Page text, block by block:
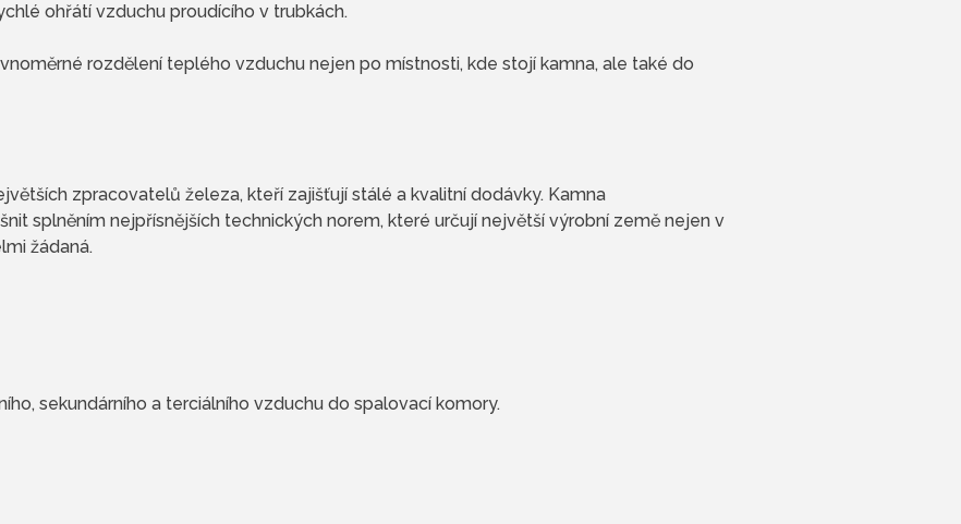
ohřátí vzduchu proudícího v trubkách.
rozdělení teplého vzduchu nejen po místnosti, kde stojí kamna, ale také do
zpracovatelů železa, kteří zajišťují stálé a kvalitní dodávky. Kamna
splněním nejpřísnějších technických norem, které určují největší výrobní země nejen v
žádaná.
sekundárního a terciálního vzduchu do spalovací komory.